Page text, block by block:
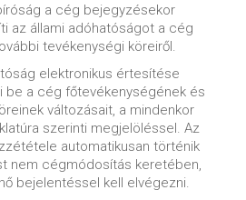
a cég bejegyzésekor
az állami adóhatóságot a cég
tevékenységi köreiről.
elektronikus értesítése
be a cég főtevékenységének és
változásait, a mindenkor
szerinti megjelöléssel. Az
automatikusan történik
nem cégmódosítás keretében,
bejelentéssel kell elvégezni.